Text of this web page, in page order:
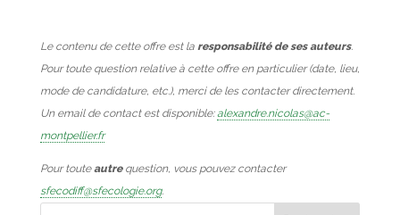
Le contenu de cette offre est la responsabilité de ses auteurs.
Pour toute question relative à cette offre en particulier (date, lieu,
mode de candidature, etc.), merci de les contacter directement.
Un email de contact est disponible:alexandre.nicolas@ac-
montpellier.fr
Pour touteautrequestion, vous pouvez contacter
sfecodiff@sfecologie.org.